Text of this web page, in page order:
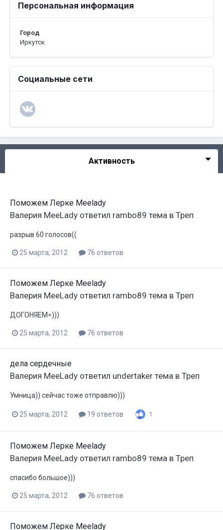
Персональная информация
Город
Иркутск
Социальные сети
Активность
Поможем Лерке Meelady
Валерия MeeLady ответил rambo89 тема в Треп
разрыв 60 голосов((
25 марта, 2012 76 ответов
Поможем Лерке Meelady
Валерия MeeLady ответил rambo89 тема в Треп
ДОГОНЯЕМ=)))
25 марта, 2012 76 ответов
дела сердечные
Валерия MeeLady ответил undertaker тема в Треп
Умница)) сейчас тоже отправлю)))
25 марта, 2012 19 ответов 1
Поможем Лерке Meelady
Валерия MeeLady ответил rambo89 тема в Треп
спасибо большое)))
25 марта, 2012 76 ответов
Поможем Лерке Meelady